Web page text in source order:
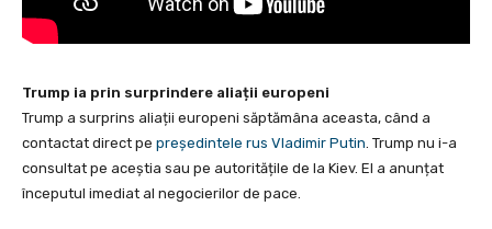
Trump ia prin surprindere aliații europeni
Trump a surprins aliații europeni săptămâna aceasta, când a
contactat direct pe președintele rus Vladimir Putin . Trump nu i-a
consultat pe aceștia sau pe autoritățile de la Kiev. El a anunțat
începutul imediat al negocierilor de pace.